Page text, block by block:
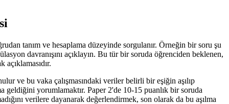
tanım ve hesaplama düzeyinde sorgulanır. Örneğin bir soru şu
davranışını açıklayın. Bu tür bir soruda öğrenciden beklenen,
ve bu vaka çalışmasındaki veriler belirli bir eşiğin aşılıp
geldiğini yorumlamaktır. Paper 2'de 10-15 puanlık bir soruda
verilere dayanarak değerlendirmek, son olarak da bu aşılma